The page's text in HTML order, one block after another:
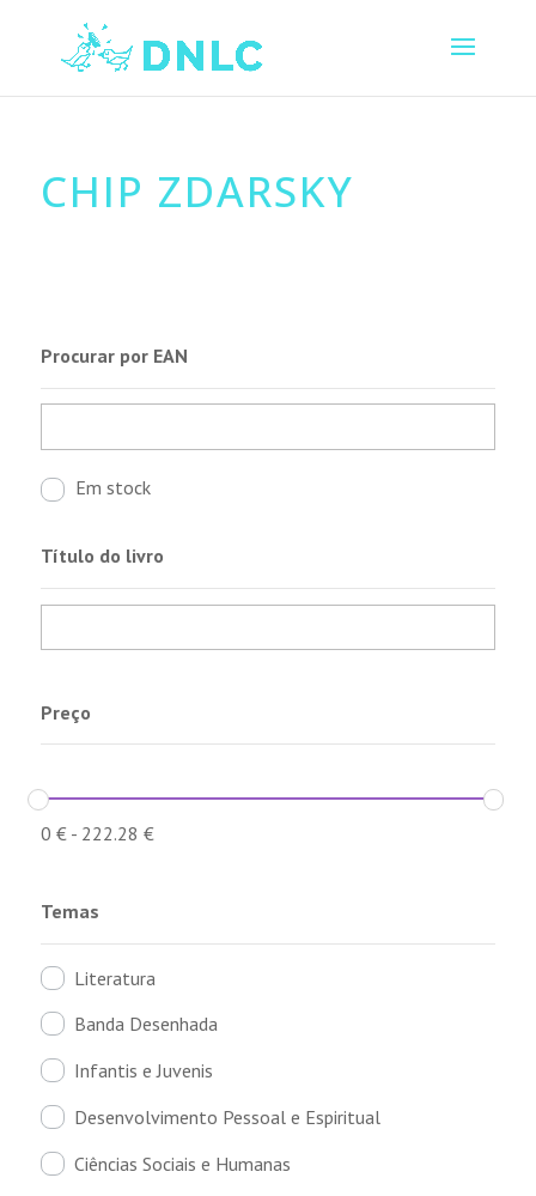
CHIP ZDARSKY
Procurar por EAN
Em stock
Título do livro
Preço
0 €- 222.28 €
Temas
Literatura
Banda Desenhada
Infantis e Juvenis
Desenvolvimento Pessoal e Espiritual
Ciências Sociais e Humanas